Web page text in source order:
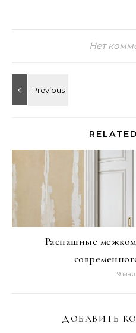
Нет
Распашные
19
ДОБАВИТЬ